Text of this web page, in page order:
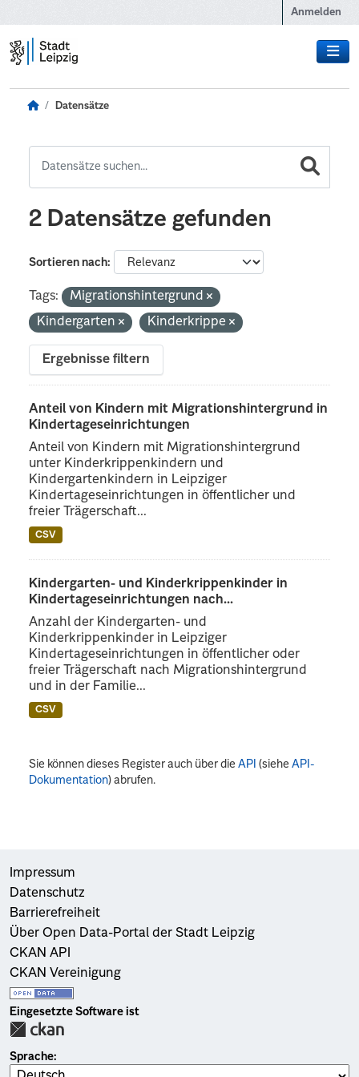
Anmelden
Datensätze
2 Datensätze gefunden
Sortieren nach
Tags:
Migrationshintergrund
Kindergarten
Kinderkrippe
Ergebnisse filtern
Anteil von Kindern mit Migrationshintergrund in
Kindertageseinrichtungen
Anteil von Kindern mit Migrationshintergrund
unter Kinderkrippenkindern und
Kindergartenkindern in Leipziger
Kindertageseinrichtungen in öffentlicher und
freier Trägerschaft...
CSV
Kindergarten- und Kinderkrippenkinder in
Kindertageseinrichtungen nach...
Anzahl der Kindergarten- und
Kinderkrippenkinder in Leipziger
Kindertageseinrichtungen in öffentlicher oder
freier Trägerschaft nach Migrationshintergrund
und in der Familie...
CSV
Sie können dieses Register auch über dieAPI (sieheAPI-
Dokumentation) abrufen.
Impressum
Datenschutz
Barrierefreiheit
Über Open Data-Portal der Stadt Leipzig
CKAN API
CKAN Vereinigung
Eingesetzte Software ist
Sprache